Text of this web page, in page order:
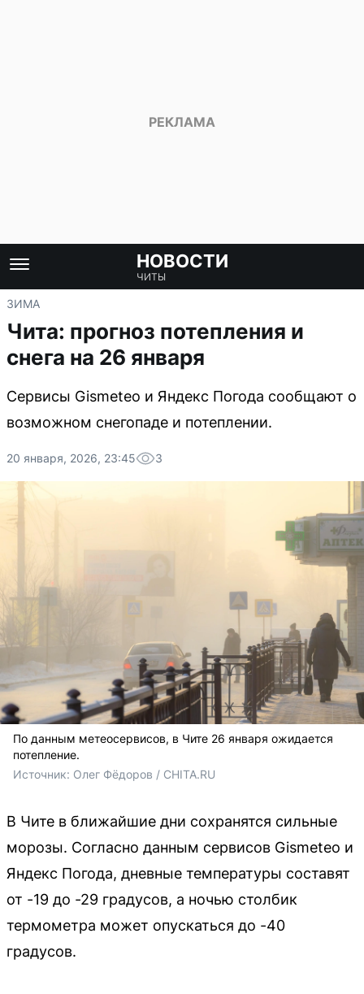
НОВОСТИ
ЧИТЫ
ЗИМА
Чита: прогноз потепления и
снега на 26 января
Сервисы Gismeteo и Яндекс Погода сообщают о
возможном снегопаде и потеплении.
20 января, 2026, 23:45 3
По данным метеосервисов, в Чите 26 января ожидается
потепление.
Источник: Олег Фёдоров / CHITA.RU
В Чите в ближайшие дни сохранятся сильные
морозы. Согласно данным сервисов Gismeteo и
Яндекс Погода, дневные температуры составят
от -19 до -29 градусов, а ночью столбик
термометра может опускаться до -40
градусов.